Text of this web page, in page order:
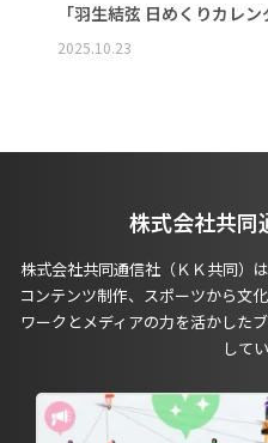
「羽生結弦 日めくりカレ
2025.10.23
株式会社共同
株式会社共同通信社（ＫＫ共同）
コンテンツ制作、スポーツから文
ワークとメディアの力を活かした
して